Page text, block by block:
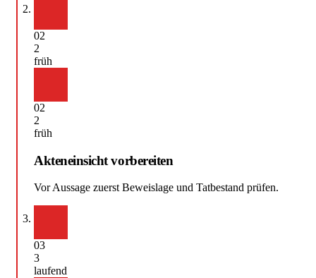
02
2
früh
02
2
früh
Akteneinsicht vorbereiten
Vor Aussage zuerst Beweislage und Tatbestand prüfen.
03
3
laufend